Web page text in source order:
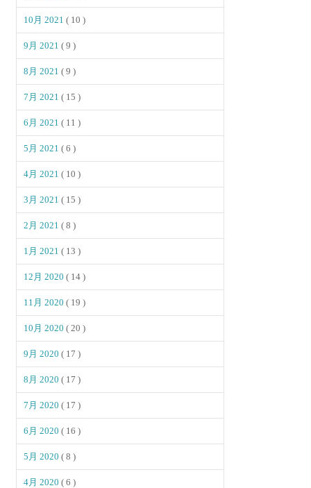
10月 2021( 10 )
9月 2021( 9 )
8月 2021( 9 )
7月 2021( 15 )
6月 2021( 11 )
5月 2021( 6 )
4月 2021( 10 )
3月 2021( 15 )
2月 2021( 8 )
1月 2021( 13 )
12月 2020( 14 )
11月 2020( 19 )
10月 2020( 20 )
9月 2020( 17 )
8月 2020( 17 )
7月 2020( 17 )
6月 2020( 16 )
5月 2020( 8 )
4月 2020( 6 )